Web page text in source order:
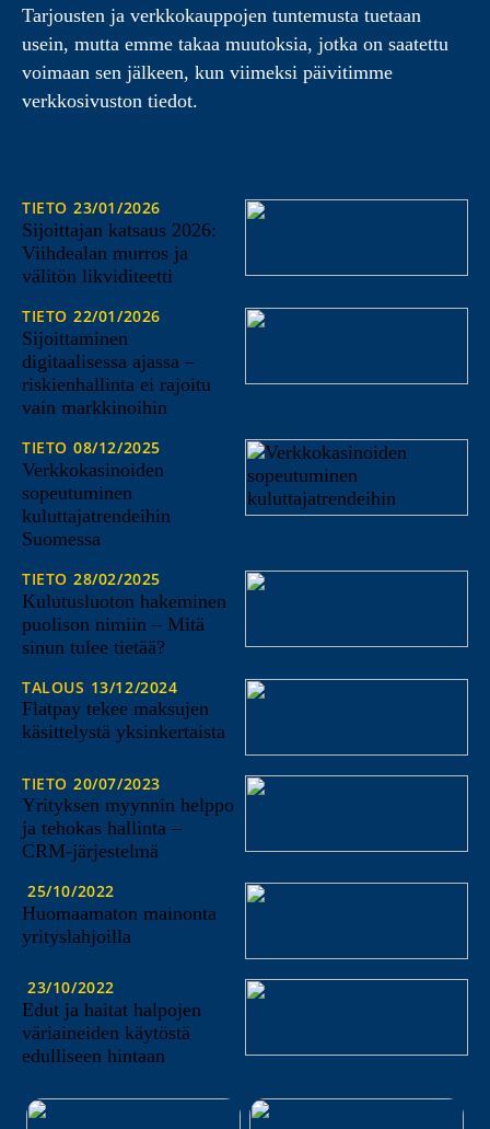
Tarjousten ja verkkokauppojen tuntemusta tuetaan
usein, mutta emme takaa muutoksia, jotka on saatettu
voimaan sen jälkeen, kun viimeksi päivitimme
verkkosivuston tiedot.
TIETO 23/01/2026
Sijoittajan katsaus 2026:
Viihdealan murros ja
välitön likviditeetti
TIETO 22/01/2026
Sijoittaminen
digitaalisessa ajassa –
riskienhallinta ei rajoitu
vain markkinoihin
TIETO 08/12/2025
Verkkokasinoiden
sopeutuminen
kuluttajatrendeihin
Suomessa
TIETO 28/02/2025
Kulutusluoton hakeminen
puolison nimiin – Mitä
sinun tulee tietää?
TALOUS 13/12/2024
Flatpay tekee maksujen
käsittelystä yksinkertaista
TIETO 20/07/2023
Yrityksen myynnin helppo
ja tehokas hallinta –
CRM-järjestelmä
25/10/2022
Huomaamaton mainonta
yrityslahjoilla
23/10/2022
Edut ja haitat halpojen
väriaineiden käytöstä
edulliseen hintaan